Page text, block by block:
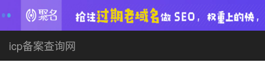
icp备案查询网